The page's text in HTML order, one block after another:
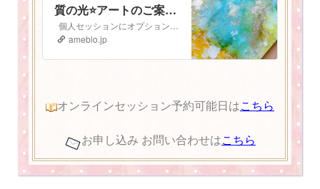
質の光⭐️アートのご案
内』
ameblo.jp
オンラインセッション予約可能日はこちら
お申し込み お問い合わせはこちら